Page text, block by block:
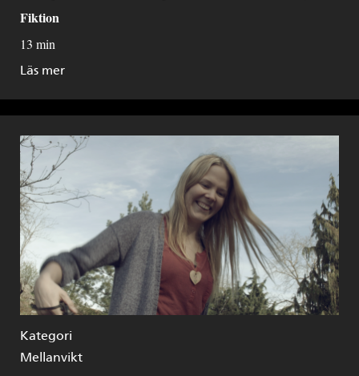
Fiktion
13 min
Läs mer
Kategori
Mellanvikt